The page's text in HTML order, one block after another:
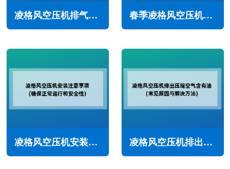
凌格风空压机排气压力过低怎么办(常见原因与解决方法) 春季凌格风空压机保养指南(防止不必要的停机)
凌格风空压机安装注意事项(确保正常运行和安全性) 凌格风空压机排出压缩空气含有油怎么办(常见原因与解决方法)